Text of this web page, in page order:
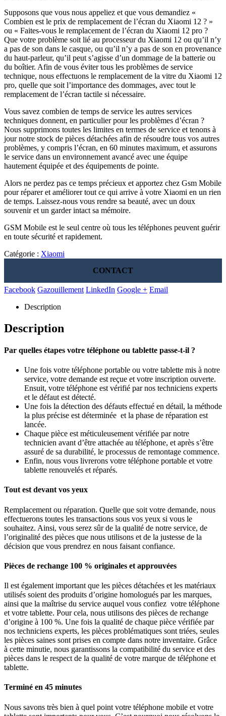
Supposons que vous nous appeliez et que vous demandiez «
Combien est le prix de remplacement de l’écran du Xiaomi 12 ? »
ou « Faites-vous le remplacement de l’écran du Xiaomi 12 pro ?
Que votre problème soit lié au processeur du Xiaomi 12 ou qu’il n’y
a pas de son dans le casque, ou qu’il n’y a pas de son en provenance
du haut-parleur, qu’il peut s’agisse d’un dommage de la batterie ou
du boîtier. Afin de vous éviter tous les problèmes de service
technique, nous effectuons le remplacement de la vitre du Xiaomi 12
pro, quelle que soit l’importance des dommages, avec tout le
remplacement de l’écran tactile si nécessaire.
Vous savez combien de temps de service les autres services
techniques donnent, en particulier pour les problèmes d’écran ?
Nous supprimons toutes les limites en termes de service et tenons à
jour notre stock de pièces détachées afin de résoudre tous vos autres
problèmes, y compris l’écran, en 60 minutes maximum, et assurons
le service dans un environnement avancé avec une équipe
hautement équipée et des équipements de pointe.
Alors ne perdez pas ce temps précieux et apportez chez Gsm Mobile
pour réparer et améliorer tout ce qui arrive à votre Xiaomi en un rien
de temps. Laissez-nous vous rendre sa beauté, avec un doux
souvenir et un garder intact sa mémoire.
GSM Mobile est le seul centre où tous les téléphones peuvent guérir
en toute sécurité et rapidement.
Catégorie : Xiaomi
CONTACT
Facebook Gazouillement LinkedIn Google + Email
Description
Description
Par quelles étapes votre téléphone ou tablette passe-t-il ?
Une fois votre téléphone portable ou votre tablette mis à notre
service, votre demande est reçue et votre inscription ouverte.
Ensuit, votre téléphone est vérifié par nos techniciens experts
et le défaut est détecté.
Une fois la détection des défauts effectué en détail, la méthode
la plus précise est déterminée et la phase de réparation est
lancée.
Chaque pièce est méticuleusement vérifiée par notre
technicien avant d’être attachée au téléphone, et après s’être
assuré de sa durabilité, le processus de remontage commence.
Enfin, nous vous livrerons votre téléphone portable et votre
tablette renouvelés et réparés.
Tout est devant vos yeux
Remplacement ou réparation. Quelle que soit votre demande, nous
effectuerons toutes les transactions sous vos yeux si vous le
souhaitez. Ainsi, vous serez sûr de la qualité de notre service, de
l’originalité des pièces que nous utilisons et de la justesse de la
décision que vous prendrez en nous faisant confiance.
Pièces de rechange 100 % originales et approuvées
Il est également important que les pièces détachées et les matériaux
utilisés soient des produits d’origine homologués par les marques,
ainsi que la maîtrise du service auquel vous confiez votre téléphone
et votre tablette. Pour cela, nous utilisons des pièces de rechange
d’origine à 100 %. Une fois la qualité de chaque pièce vérifiée par
nos techniciens experts, les pièces problématiques sont triées, seules
les pièces saines sont prises en compte dans notre inventaire. Grâce
à cette minutie, nous garantissons la compatibilité du service et des
pièces dans le respect de la qualité de votre marque de téléphone et
tablette.
Terminé en 45 minutes
Nous savons très bien à quel point votre téléphone mobile et votre